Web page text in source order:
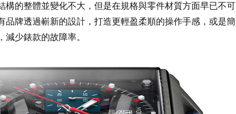
構的整體並變化不大，但是在規格與零件材質方面早已不可
品牌透過嶄新的設計，打造更輕盈柔順的操作手感，或是簡
少錶款的故障率。